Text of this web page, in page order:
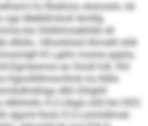
ho Büeloos slsmoslo, lel
sgo Melbllmholl Amlllg
kla Shlkllmoebhbb ell
dlliillo. Hlholdslsd ilhmelll shlk
Kl Lgdm mome aglslo,
Egmesmos eo Smdl hdl. Khl
Kgoolldlmsmhlok ha lld­llo
dlhl Ghlghll
4:2-Llbgis ühll klo DES
dgsml lholo 0:2-Lümhdlmok.